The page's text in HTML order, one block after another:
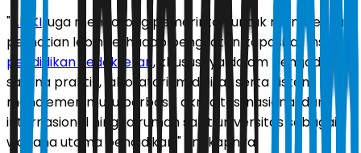
" AIPKIjuga mendorong pemerintah untuk memberikan
perhatian lebih terhadap penguatan kapasitas institusi
pendidikan kedokteran, khususnya dalam pengadaan
sarana praktik, laboratorium digital, serta sistem
manajemen mutu berbasis akreditasi nasional dan
internasional hingga rumah sakit universitas sebagai
wahana utama pendidikan," ungkapnya.